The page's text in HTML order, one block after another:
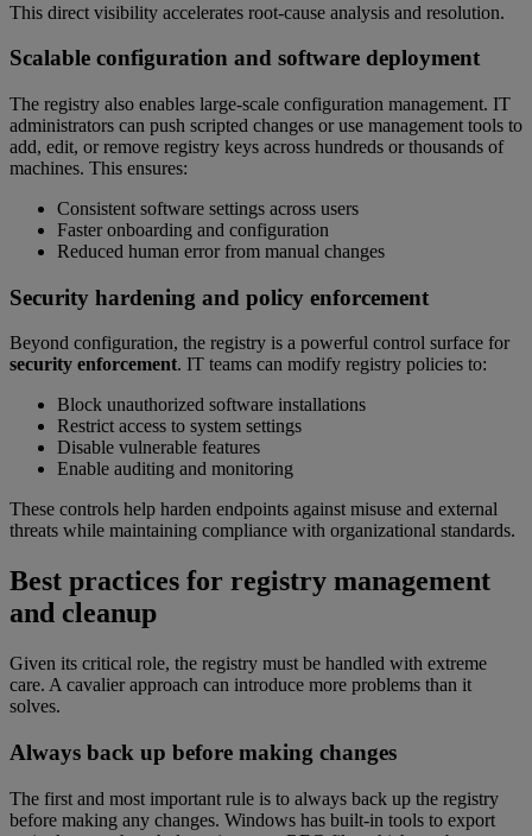
This direct visibility accelerates root-cause analysis and resolution.
Scalable configuration and software deployment
The registry also enables large-scale configuration management. IT
administrators can push scripted changes or use management tools to
add, edit, or remove registry keys across hundreds or thousands of
machines. This ensures:
Consistent software settings across users
Faster onboarding and configuration
Reduced human error from manual changes
Security hardening and policy enforcement
Beyond configuration, the registry is a powerful control surface for
security enforcement. IT teams can modify registry policies to:
Block unauthorized software installations
Restrict access to system settings
Disable vulnerable features
Enable auditing and monitoring
These controls help harden endpoints against misuse and external
threats while maintaining compliance with organizational standards.
Best practices for registry management
and cleanup
Given its critical role, the registry must be handled with extreme
care. A cavalier approach can introduce more problems than it
solves.
Always back up before making changes
The first and most important rule is to always back up the registry
before making any changes. Windows has built-in tools to export